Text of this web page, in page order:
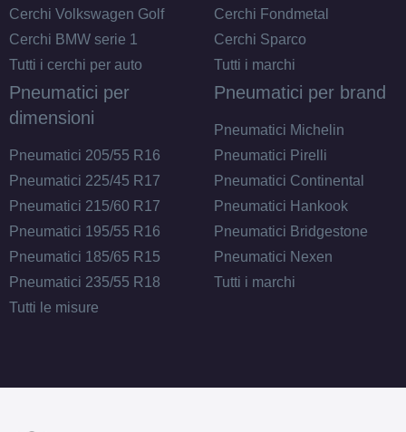
Cerchi Volkswagen Golf
Cerchi BMW serie 1
Tutti i cerchi per auto
Cerchi Fondmetal
Cerchi Sparco
Tutti i marchi
Pneumatici per
dimensioni
Pneumatici 205/55 R16
Pneumatici 225/45 R17
Pneumatici 215/60 R17
Pneumatici 195/55 R16
Pneumatici 185/65 R15
Pneumatici 235/55 R18
Tutti le misure
Pneumatici per brand
Pneumatici Michelin
Pneumatici Pirelli
Pneumatici Continental
Pneumatici Hankook
Pneumatici Bridgestone
Pneumatici Nexen
Tutti i marchi